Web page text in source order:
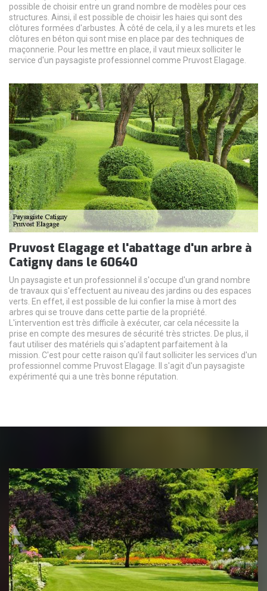
possible de choisir entre un grand nombre de modèles pour ces
structures. Ainsi, il est possible de choisir les haies qui sont des
clôtures formées d'arbustes. À côté de cela, il y a les murets et les
clôtures en béton qui sont mise en place par des techniques de
maçonnerie. Pour les mettre en place, il vaut mieux solliciter le
service d'un paysagiste professionnel comme Pruvost Elagage.
Pruvost Elagage et l'abattage d'un arbre à
Catigny dans le 60640
Un paysagiste et un professionnel il s'occupe d'un grand nombre
de travaux qui s'effectuent au niveau des jardins ou des espaces
verts. En effet, il est possible de lui confier la mise à mort des
arbres qui se trouve dans cette partie de la propriété.
L'intervention est très difficile à exécuter, car cela nécessite la
prise en compte des mesures de sécurité très strictes. De plus, il
faut utiliser des matériels qui s'adaptent parfaitement à la
mission. C'est pour cette raison qu'il faut solliciter les services d'un
professionnel comme Pruvost Elagage. Il s'agit d'un paysagiste
expérimenté qui a une très bonne réputation.